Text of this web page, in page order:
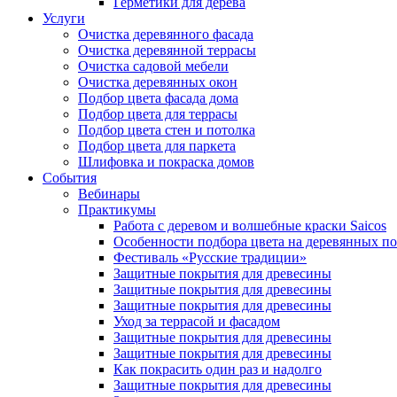
Услуги
Очистка деревянного фасада
Очистка деревянной террасы
Очистка садовой мебели
Очистка деревянных окон
Подбор цвета фасада дома
Подбор цвета для террасы
Подбор цвета стен и потолка
Подбор цвета для паркета
Шлифовка и покраска домов
События
Вебинары
Практикумы
Работа с деревом и волшебные краски Saicos
Особенности подбора цвета на деревянных
Фестиваль «Русские традиции»
Защитные покрытия для древесины
Защитные покрытия для древесины
Защитные покрытия для древесины
Уход за террасой и фасадом
Защитные покрытия для древесины
Защитные покрытия для древесины
Как покрасить один раз и надолго
Защитные покрытия для древесины